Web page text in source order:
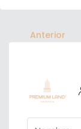
Anterior